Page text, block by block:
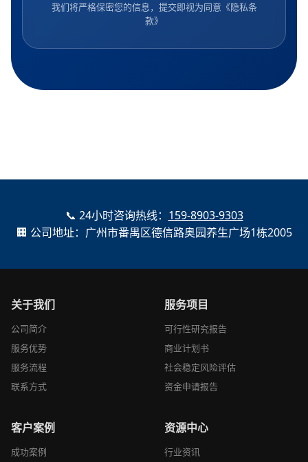
我们将严格保密您的信息，提交即视为同意 《隐私条
款》
📞 24小时咨询热线： 159-8903-9303
🏢 公司地址：广州市番禺区德信路奥园养生广场1栋2005
关于我们
公司简介
服务优势
服务流程
联系方式
服务项目
可行性研究报告
商业计划书
社会稳定风险评估
资金申请报告
客户案例
成功案例
资源中心
行业资讯